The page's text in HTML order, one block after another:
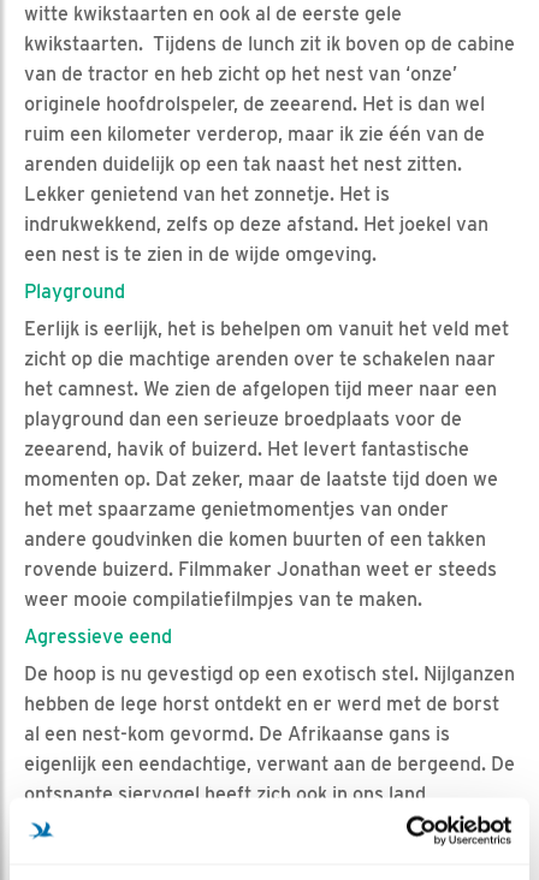
witte kwikstaarten en ook al de eerste gele
kwikstaarten. Tijdens de lunch zit ik boven op de cabine
van de tractor en heb zicht op het nest van ‘onze’
originele hoofdrolspeler, de zeearend. Het is dan wel
ruim een kilometer verderop, maar ik zie één van de
arenden duidelijk op een tak naast het nest zitten.
Lekker genietend van het zonnetje. Het is
indrukwekkend, zelfs op deze afstand. Het joekel van
een nest is te zien in de wijde omgeving.
Playground
Eerlijk is eerlijk, het is behelpen om vanuit het veld met
zicht op die machtige arenden over te schakelen naar
het camnest. We zien de afgelopen tijd meer naar een
playground dan een serieuze broedplaats voor de
zeearend, havik of buizerd. Het levert fantastische
momenten op. Dat zeker, maar de laatste tijd doen we
het met spaarzame genietmomentjes van onder
andere goudvinken die komen buurten of een takken
rovende buizerd. Filmmaker Jonathan weet er steeds
weer mooie compilatiefilmpjes van te maken.
Agressieve eend
De hoop is nu gevestigd op een exotisch stel. Nijlganzen
hebben de lege horst ontdekt en er werd met de borst
al een nest-kom gevormd. De Afrikaanse gans is
eigenlijk een eendachtige, verwant aan de bergeend. De
ontsnapte siervogel heeft zich ook in ons land
gevestigd. Ze keken in 2018 ook al eens om de hoek bij
het camnest, maar werden verjaagd door de havik. Het